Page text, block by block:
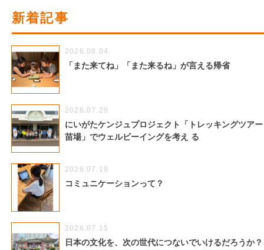
新着記事
2026.08.04
「また来てね」「また来るね」が言える帰省
2026.07.29
にいがたケンジュプロジェクト「トレッキングツア
苗場」でウェルビーイングを考え る
2026.07.19
コミュニケーションって？
2026.07.15
日本の文化を、次の世代につないでいけるだろう